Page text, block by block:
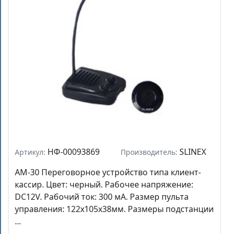
Артикул: НФ-00093869 Производитель: SLINEX
AM-30 Переговорное устройство типа клиент-
кассир. Цвет: черный. Рабочее напряжение:
DC12V. Рабочий ток: 300 мА. Размер пульта
управления: 122x105x38мм. Размеры подстанции
...